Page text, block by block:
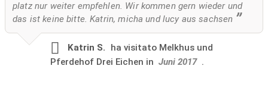
platz nur weiter empfehlen. Wir kommen gern wieder und
das ist keine bitte. Katrin, micha und lucy aus sachsen
Katrin S. ha visitato Melkhus und
Pferdehof Drei Eichen in Juni 2017 .